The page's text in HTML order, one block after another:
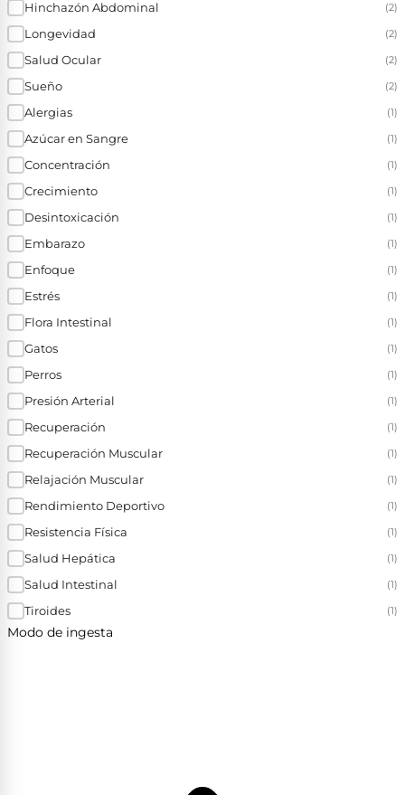
Hinchazón Abdominal (2)
Longevidad (2)
Salud Ocular (2)
Sueño (2)
Alergias (1)
Azúcar en Sangre (1)
Concentración (1)
Crecimiento (1)
Desintoxicación (1)
Embarazo (1)
Enfoque (1)
Estrés (1)
Flora Intestinal (1)
Gatos (1)
Perros (1)
Presión Arterial (1)
Recuperación (1)
Recuperación Muscular (1)
Relajación Muscular (1)
Rendimiento Deportivo (1)
Resistencia Física (1)
Salud Hepática (1)
Salud Intestinal (1)
Tiroides (1)
Modo de ingesta